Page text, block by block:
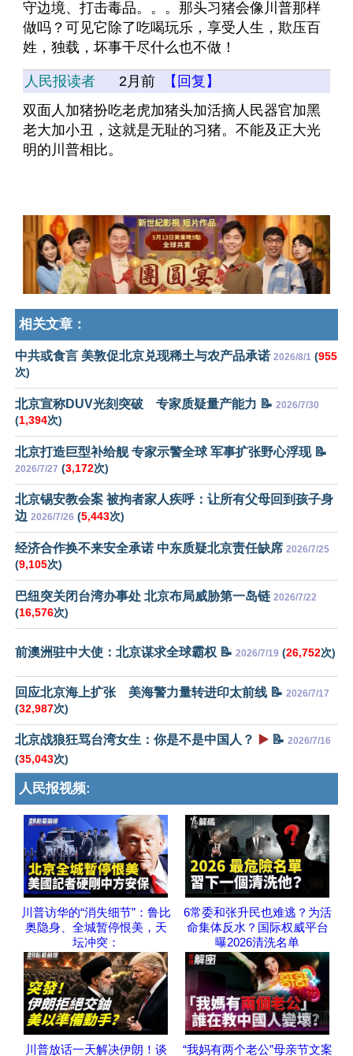
守边境、打击毒品。。。那头习猪会像川普那样
做吗？可见它除了吃喝玩乐，享受人生，欺压百
姓，独载，坏事干尽什么也不做！
人民报读者 2月前
【回复】
双面人加猪扮吃老虎加猪头加活摘人民器官加黑
老大加小丑，这就是无耻的习猪。不能及正大光
明的川普相比。
相关文章：
中共或食言 美敦促北京兑现稀土与农产品承诺 2026/8/1 (955
次)
北京宣称DUV光刻突破 专家质疑量产能力 📝 2026/7/30
(1,394次)
北京打造巨型补给舰 专家示警全球 军事扩张野心浮现 📝
2026/7/27 (3,172次)
北京锡安教会案 被拘者家人疾呼：让所有父母回到孩子身
边 2026/7/26 (5,443次)
经济合作换不来安全承诺 中东质疑北京责任缺席 2026/7/25
(9,105次)
巴纽突关闭台湾办事处 北京布局威胁第一岛链 2026/7/22
(16,576次)
前澳洲驻中大使：北京谋求全球霸权 📝 2026/7/19 (26,752次)
回应北京海上扩张 美海警力量转进印太前线 📝 2026/7/17
(32,987次)
北京战狼狂骂台湾女生：你是不是中国人？ ▶️ 📝 2026/7/16
(35,043次)
人民报视频:
川普访华的“消失细节”：鲁比
奥隐身、全城暂停恨美，天
坛冲突：
6常委和张升民也难逃？为活
命集体反水？国际权威平台
曝2026清洗名单
川普放话一天解决伊朗！谈 “我妈有两个老公”母亲节文案